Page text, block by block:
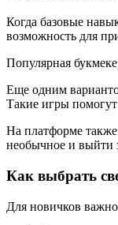
Когда базовые
возможность для
Популярная
Еще одним
Такие игры
На платформе
необычное и выйти
Как выбрать
Для новичков